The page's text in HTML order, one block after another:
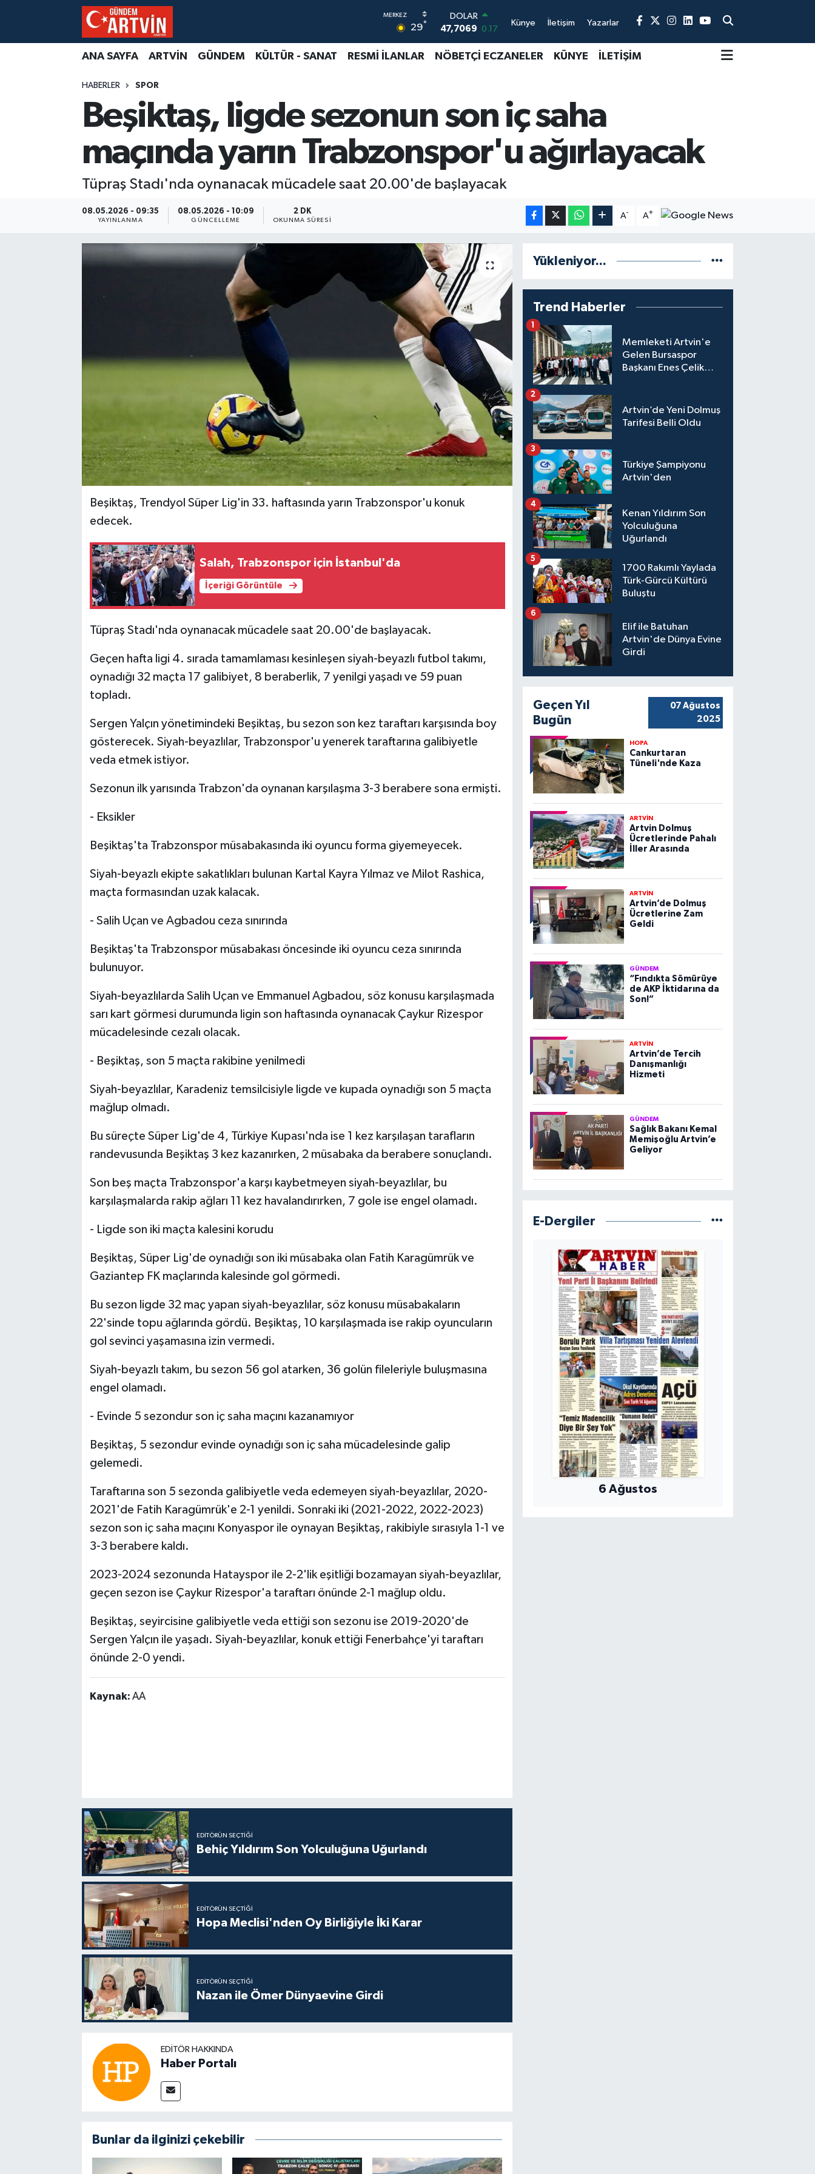
29°
DOLAR
47,7069 0.17
EURO
55,0265
0.01
BİST100
13.887
BITCOIN
65.130,04
1.2
Künye İletişim Yazarlar
ANA SAYFA ARTVİN GÜNDEM KÜLTÜR - SANAT RESMİ İLANLAR NÖBETÇİ ECZANELER KÜNYE İLETİŞİM
HABERLER SPOR
Beşiktaş, ligde sezonun son iç saha
maçında yarın Trabzonspor'u ağırlayacak
Tüpraş Stadı'nda oynanacak mücadele saat 20.00'de başlayacak
08.05.2026 - 09:35
YAYINLANMA
08.05.2026 - 10:09
GÜNCELLEME
2 DK
OKUNMA SÜRESI
A- A+
Beşiktaş, Trendyol Süper Lig'in 33. haftasında yarın Trabzonspor'u konuk
edecek.
Salah, Trabzonspor için İstanbul'da
İçeriği Görüntüle
Tüpraş Stadı'nda oynanacak mücadele saat 20.00'de başlayacak.
Geçen hafta ligi 4. sırada tamamlaması kesinleşen siyah-beyazlı futbol takımı,
oynadığı 32 maçta 17 galibiyet, 8 beraberlik, 7 yenilgi yaşadı ve 59 puan
topladı.
Sergen Yalçın yönetimindeki Beşiktaş, bu sezon son kez taraftarı karşısında boy
gösterecek. Siyah-beyazlılar, Trabzonspor'u yenerek taraftarına galibiyetle
veda etmek istiyor.
Sezonun ilk yarısında Trabzon'da oynanan karşılaşma 3-3 berabere sona ermişti.
- Eksikler
Beşiktaş'ta Trabzonspor müsabakasında iki oyuncu forma giyemeyecek.
Siyah-beyazlı ekipte sakatlıkları bulunan Kartal Kayra Yılmaz ve Milot Rashica,
maçta formasından uzak kalacak.
- Salih Uçan ve Agbadou ceza sınırında
Beşiktaş'ta Trabzonspor müsabakası öncesinde iki oyuncu ceza sınırında
bulunuyor.
Siyah-beyazlılarda Salih Uçan ve Emmanuel Agbadou, söz konusu karşılaşmada
sarı kart görmesi durumunda ligin son haftasında oynanacak Çaykur Rizespor
mücadelesinde cezalı olacak.
- Beşiktaş, son 5 maçta rakibine yenilmedi
Siyah-beyazlılar, Karadeniz temsilcisiyle ligde ve kupada oynadığı son 5 maçta
mağlup olmadı.
Bu süreçte Süper Lig'de 4, Türkiye Kupası'nda ise 1 kez karşılaşan tarafların
randevusunda Beşiktaş 3 kez kazanırken, 2 müsabaka da berabere sonuçlandı.
Son beş maçta Trabzonspor'a karşı kaybetmeyen siyah-beyazlılar, bu
karşılaşmalarda rakip ağları 11 kez havalandırırken, 7 gole ise engel olamadı.
- Ligde son iki maçta kalesini korudu
Beşiktaş, Süper Lig'de oynadığı son iki müsabaka olan Fatih Karagümrük ve
Gaziantep FK maçlarında kalesinde gol görmedi.
Bu sezon ligde 32 maç yapan siyah-beyazlılar, söz konusu müsabakaların
22'sinde topu ağlarında gördü. Beşiktaş, 10 karşılaşmada ise rakip oyuncuların
gol sevinci yaşamasına izin vermedi.
Siyah-beyazlı takım, bu sezon 56 gol atarken, 36 golün fileleriyle buluşmasına
engel olamadı.
​​​- Evinde 5 sezondur son iç saha maçını kazanamıyor
Beşiktaş, 5 sezondur evinde oynadığı son iç saha mücadelesinde galip
gelemedi.
Taraftarına son 5 sezonda galibiyetle veda edemeyen siyah-beyazlılar, 2020-
2021'de Fatih Karagümrük'e 2-1 yenildi. Sonraki iki (2021-2022, 2022-2023)
sezon son iç saha maçını Konyaspor ile oynayan Beşiktaş, rakibiyle sırasıyla 1-1 ve
3-3 berabere kaldı.
2023-2024 sezonunda Hatayspor ile 2-2'lik eşitliği bozamayan siyah-beyazlılar,
geçen sezon ise Çaykur Rizespor'a taraftarı önünde 2-1 mağlup oldu.
Beşiktaş, seyircisine galibiyetle veda ettiği son sezonu ise 2019-2020'de
Sergen Yalçın ile yaşadı. Siyah-beyazlılar, konuk ettiği Fenerbahçe'yi taraftarı
önünde 2-0 yendi.
Kaynak: AA
EDITÖRÜN SEÇTIĞI
Behiç Yıldırım Son Yolculuğuna Uğurlandı
EDITÖRÜN SEÇTIĞI
Hopa Meclisi'nden Oy Birliğiyle İki Karar
EDITÖRÜN SEÇTIĞI
Nazan ile Ömer Dünyaevine Girdi
EDITÖR HAKKINDA
Haber Portalı
Bunlar da ilginizi çekebilir
Yükleniyor...
Trend Haberler
Memleketi Artvin'e
Gelen Bursaspor
Başkanı Enes Çelik
1
Artvin’de Yeni Dolmuş
Tarifesi Belli Oldu
2
Türkiye Şampiyonu
Artvin'den
3
Kenan Yıldırım Son
Yolculuğuna
Uğurlandı
4
1700 Rakımlı Yaylada
Türk-Gürcü Kültürü
Buluştu
5
Elif ile Batuhan
Artvin'de Dünya Evine
Girdi
6
Geçen Yıl
Bugün
07 Ağustos
2025
HOPA
Cankurtaran
Tüneli'nde Kaza
ARTVİN
Artvin Dolmuş
Ücretlerinde Pahalı
İller Arasında
ARTVİN
Artvin’de Dolmuş
Ücretlerine Zam
Geldi
GÜNDEM
“Fındıkta Sömürüye
de AKP İktidarına da
Son!”
ARTVİN
Artvin’de Tercih
Danışmanlığı
Hizmeti
GÜNDEM
Sağlık Bakanı Kemal
Memişoğlu Artvin’e
Geliyor
E-Dergiler
6 Ağustos